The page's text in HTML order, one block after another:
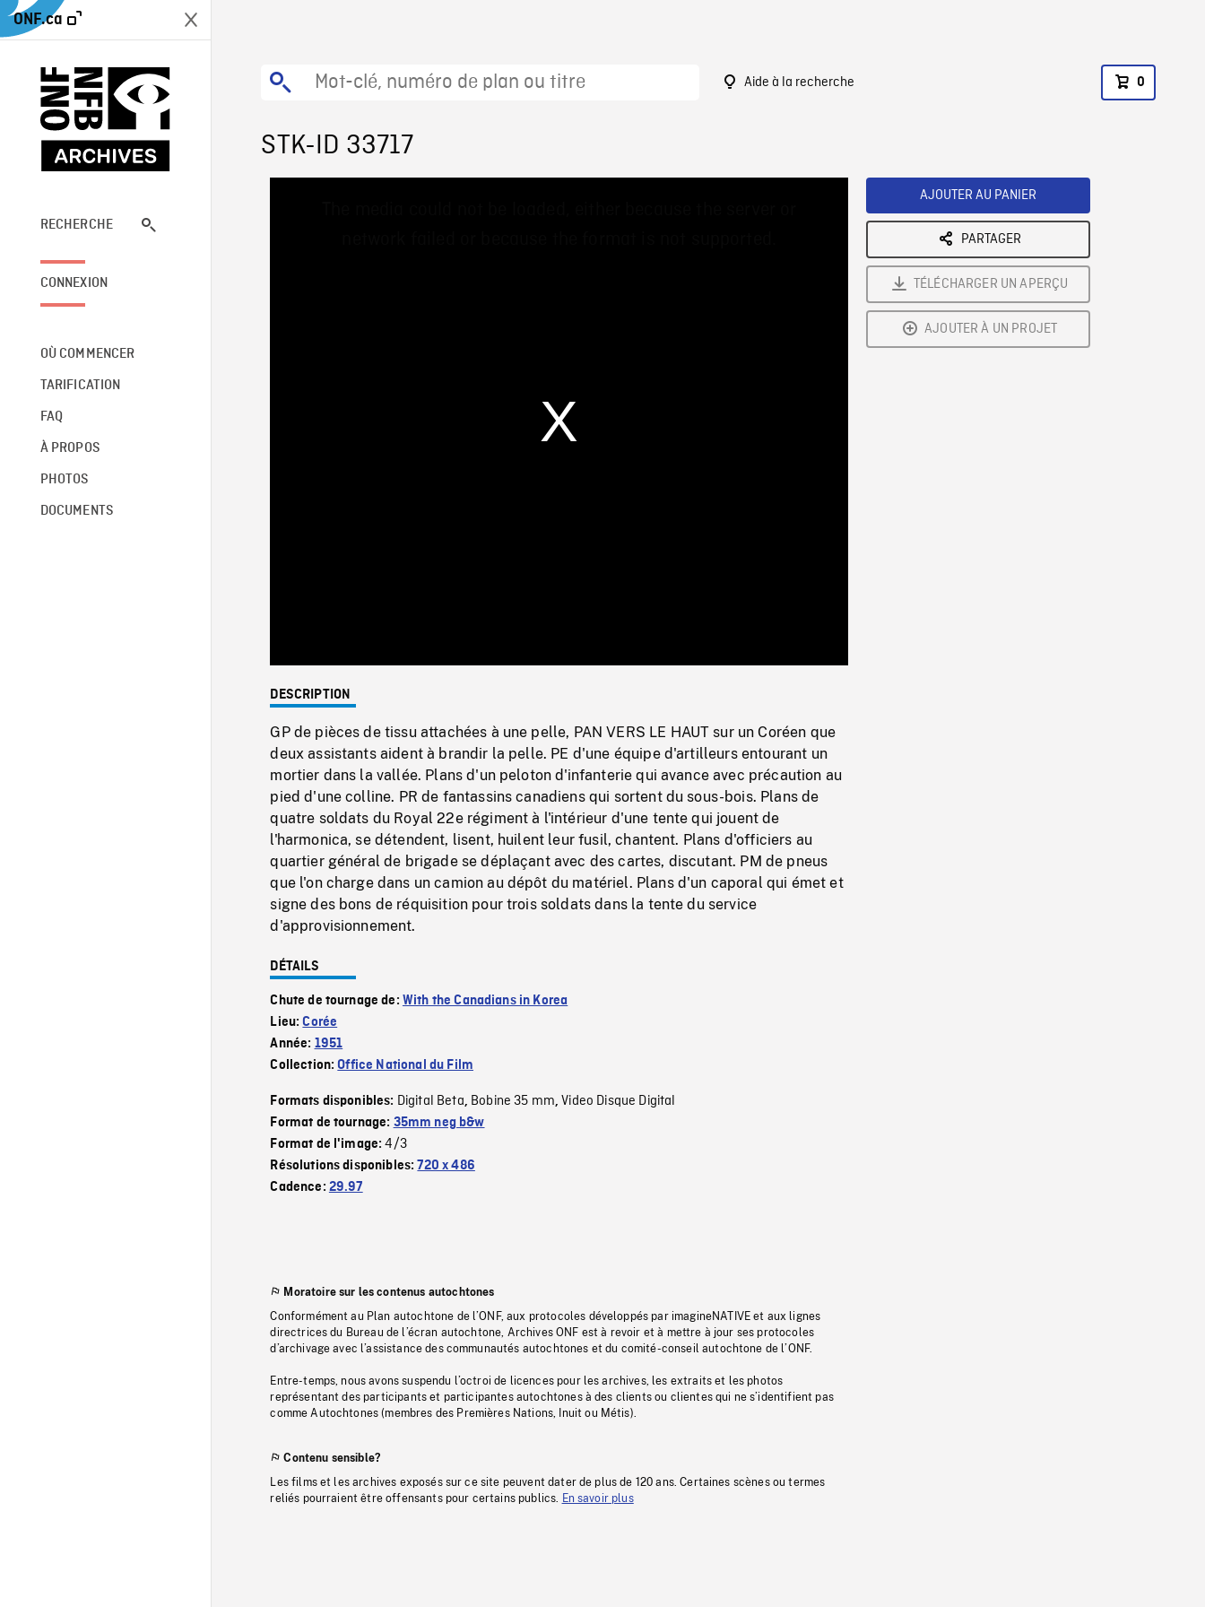
ONF.ca
RECHERCHE
CONNEXION
OÙ COMMENCER
TARIFICATION
FAQ
À PROPOS
PHOTOS
DOCUMENTS
Aide à la recherche 0
STK-ID 33717
0%
Rate
DESCRIPTION
GP de pièces de tissu attachées à une pelle, PAN VERS LE HAUT sur un Coréen que
deux assistants aident à brandir la pelle. PE d'une équipe d'artilleurs entourant un
mortier dans la vallée. Plans d'un peloton d'infanterie qui avance avec précaution au
pied d'une colline. PR de fantassins canadiens qui sortent du sous-bois. Plans de
quatre soldats du Royal 22e régiment à l'intérieur d'une tente qui jouent de
l'harmonica, se détendent, lisent, huilent leur fusil, chantent. Plans d'officiers au
quartier général de brigade se déplaçant avec des cartes, discutant. PM de pneus
que l'on charge dans un camion au dépôt du matériel. Plans d'un caporal qui émet et
signe des bons de réquisition pour trois soldats dans la tente du service
d'approvisionnement.
DÉTAILS
Chute de tournage de: With the Canadians in Korea
Lieu:Corée
Année: 1951
Collection:Office National du Film
Formats disponibles: Digital Beta, Bobine 35 mm,Video Disque Digital
Format de tournage: 35mm neg b&w
Format de l'image:4/3
Résolutions disponibles:720 x 486
Cadence: 29.97
Moratoire sur les contenus autochtones
Conformément au Plan autochtone de l’ONF, aux protocoles développés par imagineNATIVE et aux lignes
directrices du Bureau de l’écran autochtone, Archives ONF est à revoir et à mettre à jour ses protocoles
d’archivage avec l’assistance des communautés autochtones et du comité-conseil autochtone de l’ONF.
Entre-temps, nous avons suspendu l’octroi de licences pour les archives, les extraits et les photos
représentant des participants et participantes autochtones à des clients ou clientes qui ne s’identifient pas
comme Autochtones (membres des Premières Nations, Inuit ou Métis).
Contenu sensible?
Les films et les archives exposés sur ce site peuvent dater de plus de 120 ans. Certaines scènes ou termes
reliés pourraient être offensants pour certains publics.
En savoir plus
AJOUTER AU PANIER
PARTAGER
TÉLÉCHARGER UN APERÇU
AJOUTER À UN PROJET